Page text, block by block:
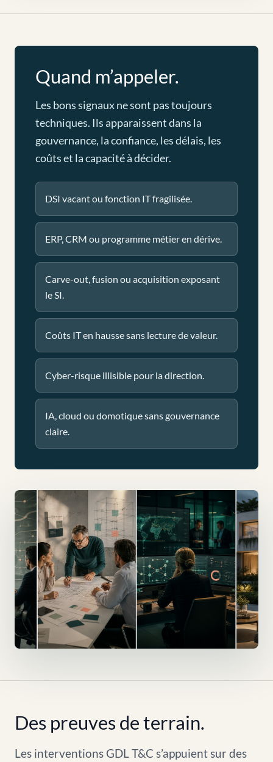
Quand m’appeler.
Les bons signaux ne sont pas toujours
techniques. Ils apparaissent dans la
gouvernance, la confiance, les délais, les
coûts et la capacité à décider.
DSI vacant ou fonction IT fragilisée.
ERP, CRM ou programme métier en dérive.
Carve-out, fusion ou acquisition exposant
le SI.
Coûts IT en hausse sans lecture de valeur.
Cyber-risque illisible pour la direction.
IA, cloud ou domotique sans gouvernance
claire.
Des preuves de terrain.
Les interventions GDL T&C s’appuient sur des